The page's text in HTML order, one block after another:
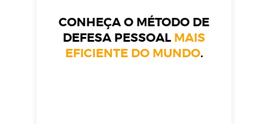
CONHEÇA O MÉTODO DE
DEFESA PESSOAL MAIS
EFICIENTE DO MUNDO.